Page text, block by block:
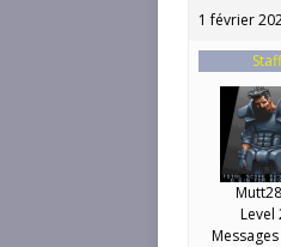
1 février
Staff
Level